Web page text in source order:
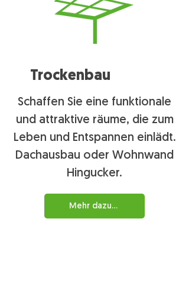
Trockenbau
Schaffen Sie eine funktionale
und attraktive räume, die zum
Leben und Entspannen einlädt.
Dachausbau oder Wohnwand
Hingucker.
Mehr dazu...